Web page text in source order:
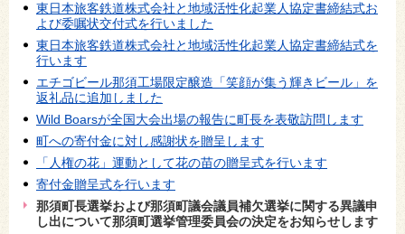
東日本旅客鉄道株式会社と地域活性化起業人協定書締結式お
よび委嘱状交付式を行いました
東日本旅客鉄道株式会社と地域活性化起業人協定書締結式を
行います
エチゴビール那須工場限定醸造「笑顔が集う輝きビール」を
返礼品に追加しました
Wild Boarsが全国大会出場の報告に町長を表敬訪問します
町への寄付金に対し感謝状を贈呈します
「人権の花」運動として花の苗の贈呈式を行います
寄付金贈呈式を行います
那須町長選挙および那須町議会議員補欠選挙に関する異議申
し出について那須町選挙管理委員会の決定をお知らせします